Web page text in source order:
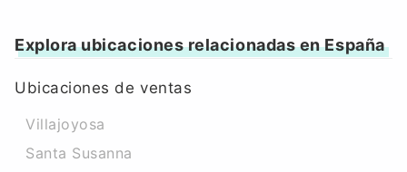
Explora ubicaciones relacionadas en España
Ubicaciones de ventas
Villajoyosa
Santa Susanna